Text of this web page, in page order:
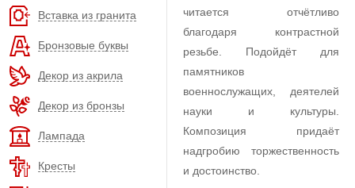
Вставка из гранита
Бронзовые буквы
Декор из акрила
Декор из бронзы
Лампада
Кресты
читается отчётливо
благодаря контрастной
резьбе. Подойдёт для
памятников
военнослужащих, деятелей
науки и культуры.
Композиция придаёт
надгробию торжественность
и достоинство.